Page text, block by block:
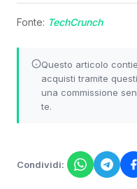
Fonte: TechCrunch
Questo articolo
acquisti tramite
una commissione
te.
Condividi: